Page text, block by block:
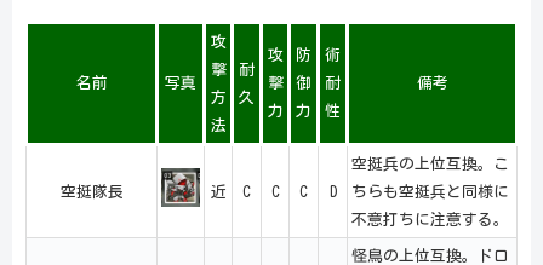
名前 写真
攻
撃
方
法
耐
久
攻
撃
力
防
御
力
術
耐
性
備考
空挺隊長 近 C C C D
空挺兵の上位互換。こ
ちらも空挺兵と同様に
不意打ちに注意する。
怪鳥の上位互換。ドロ